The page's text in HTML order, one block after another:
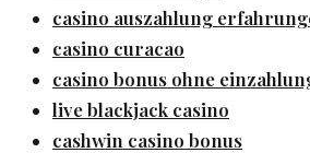
casino auszahlung
casino curacao
casino bonus ohne
live blackjack casino
cashwin casino bonus